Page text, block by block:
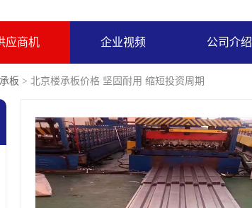
应商机 企业视频 公司介绍
板 > 北京楼承板价格 坚固耐用 缩短投资周期